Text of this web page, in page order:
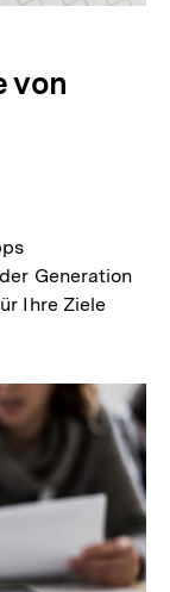
von
Generation
Ihre Ziele